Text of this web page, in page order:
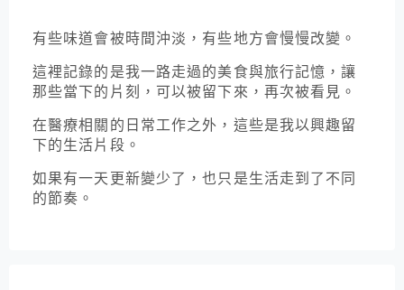
有些味道會被時間沖淡，有些地方會慢慢改變。
這裡記錄的是我一路走過的美食與旅行記憶，讓
那些當下的片刻，可以被留下來，再次被看見。
在醫療相關的日常工作之外，這些是我以興趣留
下的生活片段。
如果有一天更新變少了，也只是生活走到了不同
的節奏。